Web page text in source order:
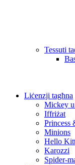
Tessuti
Liċenzji tagħna
Mickey
Iffriżat
Princess
Minions
Hello
Karozzi
Spider-